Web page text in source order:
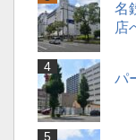
名
店
パ